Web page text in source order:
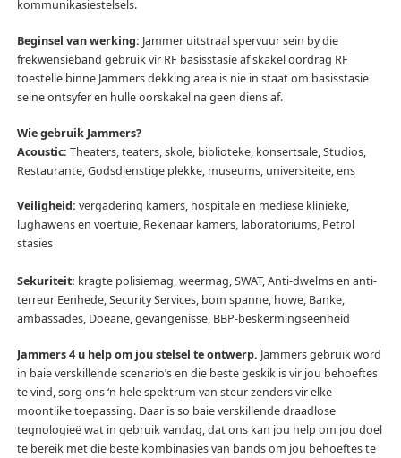
kommunikasiestelsels.
Beginsel van werking: Jammer uitstraal spervuur sein by die
frekwensieband gebruik vir RF basisstasie af skakel oordrag RF
toestelle binne Jammers dekking area is nie in staat om basisstasie
seine ontsyfer en hulle oorskakel na geen diens af.
Wie gebruik Jammers?
Acoustic: Theaters, teaters, skole, biblioteke, konsertsale, Studios,
Restaurante, Godsdienstige plekke, museums, universiteite, ens
Veiligheid: vergadering kamers, hospitale en mediese klinieke,
lughawens en voertuie, Rekenaar kamers, laboratoriums, Petrol
stasies
Sekuriteit: kragte polisiemag, weermag, SWAT, Anti-dwelms en anti-
terreur Eenhede, Security Services, bom spanne, howe, Banke,
ambassades, Doeane, gevangenisse, BBP-beskermingseenheid
Jammers 4 u help om jou stelsel te ontwerp. Jammers gebruik word
in baie verskillende scenario’s en die beste geskik is vir jou behoeftes
te vind, sorg ons ‘n hele spektrum van steur zenders vir elke
moontlike toepassing. Daar is so baie verskillende draadlose
tegnologieë wat in gebruik vandag, dat ons kan jou help om jou doel
te bereik met die beste kombinasies van bands om jou behoeftes te